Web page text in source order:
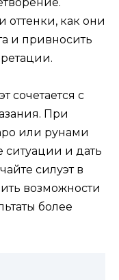
оттенки, как они
и привносить
сочетается с
При
или рунами
ситуации и дать
силуэт в
возможности
более